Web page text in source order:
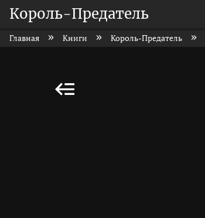
Король-Предатель
Главная Книги Король-Предатель